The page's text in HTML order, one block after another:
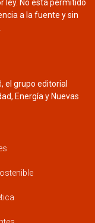
ley. No está permitido
a la fuente y sin
, el grupo editorial
Energía y Nuevas